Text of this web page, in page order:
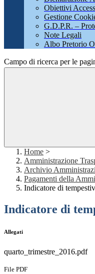
Obiettivi
Gestione
G.D.P.R. –
Note Legali
Albo Pretorio
Campo di ricerca per le
Home >
Amministrazione
Archivio
Pagamenti della
Indicatore di
Indicatore di
Allegati
quarto_trimestre_2016.pdf
File PDF